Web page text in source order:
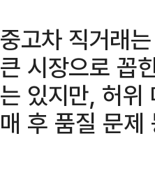
중고차 직거래
큰 시장으로 꼽
는 있지만, 허위
매 후 품질 문제